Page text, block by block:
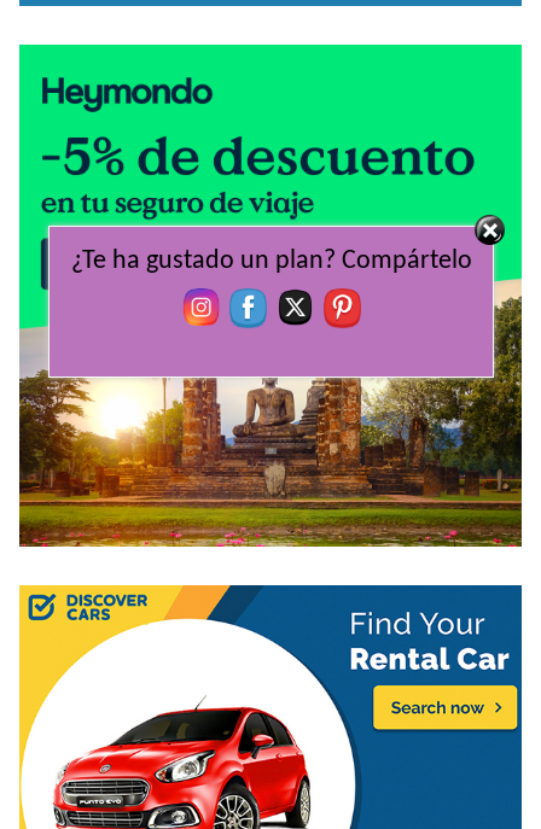
¿Te ha gustado un plan? Compártelo